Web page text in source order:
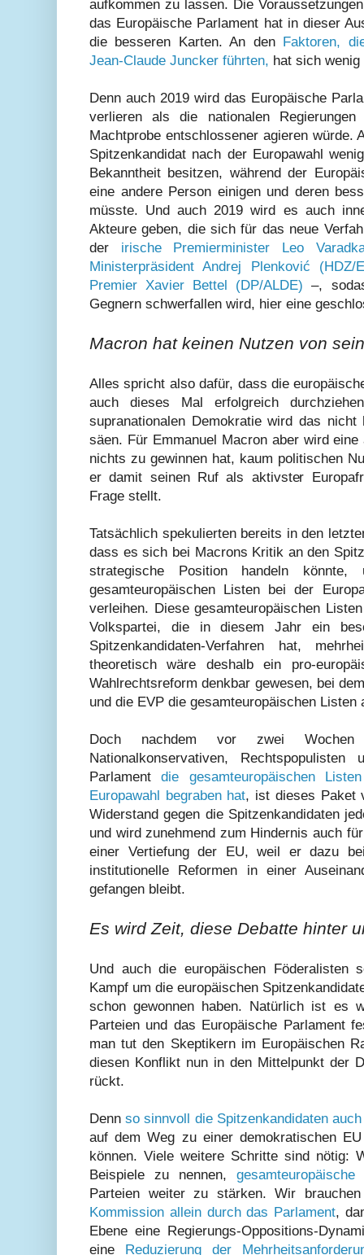
aufkommen zu lassen. Die
das Europäische Parlament hat in dieser
die besseren Karten. An den Faktoren,
Jean-Claude Juncker führten, hat sich wenig
Denn auch 2019 wird das Europäische
verlieren als die nationalen
Machtprobe entschlossener agieren würde.
Spitzenkandidat nach der Europawahl
Bekanntheit besitzen, während der
eine andere Person einigen und deren
müsste. Und auch 2019 wird es auch
Akteure geben, die sich für das neue
der irische Premierminister Leo
Ministerpräsident Andrej Plenković (HDZ/
Premier Xavier Bettel (DP/ALDE) –,
Gegnern schwerfallen wird, hier eine
Macron hat keinen Nutzen von
Alles spricht also dafür, dass die
auch dieses Mal erfolgreich
supranationalen Demokratie wird das
säen. Für Emmanuel Macron aber wird
nichts zu gewinnen hat, kaum politischen
er damit seinen Ruf als aktivster
Frage stellt.
Tatsächlich spekulierten bereits in den
dass es sich bei Macrons Kritik an den
strategische Position handeln
gesamteuropäischen Listen bei der
verleihen. Diese gesamteuropäischen
Volkspartei, die in diesem Jahr ein
Spitzenkandidaten-Verfahren hat,
theoretisch wäre deshalb ein pro-
Wahlrechtsreform denkbar gewesen, bei
und die EVP die gesamteuropäischen Listen
Doch nachdem vor zwei
Nationalkonservativen,
Parlamentdie gesamteuropäischen
Europawahl begraben hat, ist dieses Paket
Widerstand gegen die Spitzenkandidaten
und wird zunehmend zum Hindernis auch
einer Vertiefung der EU, weil er dazu
institutionelle Reformen in einer
gefangen bleibt.
Es wird Zeit, diese Debatte hinter
Und auch die europäischen
Kampf um die europäischen
schon gewonnen haben. Natürlich ist es
Parteien und das Europäische Parlament
man tut den Skeptikern im Europäischen
diesen Konflikt nun in den Mittelpunkt der
rückt.
Dennso sinnvoll die Spitzenkandidaten
auf dem Weg zu einer demokratischen
können. Viele weitere Schritte sind nötig:
Beispiele zu nennen, gesamteuropäische
Parteien weiter zu stärken. Wir
Kommission allein durch das Parlament,
Ebene eine Regierungs-Oppositions-
eine Reduzierung der